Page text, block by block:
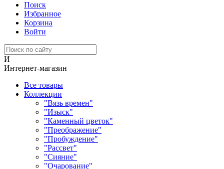
Поиск
Избранное
Корзина
Войти
И
Интернет-магазин
Все товары
Коллекции
"Вязь времен"
"Изыск"
"Каменный цветок"
"Преображение"
"Пробуждение"
"Рассвет"
"Сияние"
"Очарование"